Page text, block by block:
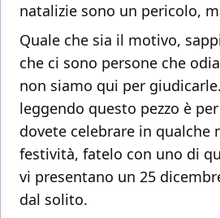
natalizie sono un pericolo,
Quale che sia il motivo,
che ci sono persone che
non siamo qui per
leggendo questo pezzo è
dovete celebrare in qualche
festività, fatelo con uno di
vi presentano un 25
dal solito.